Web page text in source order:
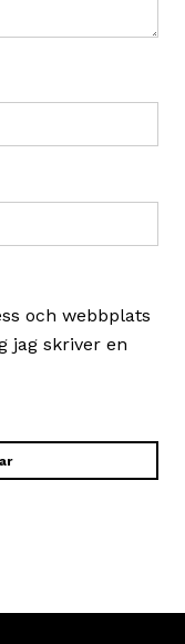
och webbplats
jag skriver en